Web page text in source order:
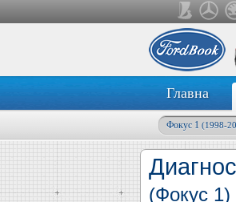
Главна
Фокус 1 (1998-
(Фокус 1)